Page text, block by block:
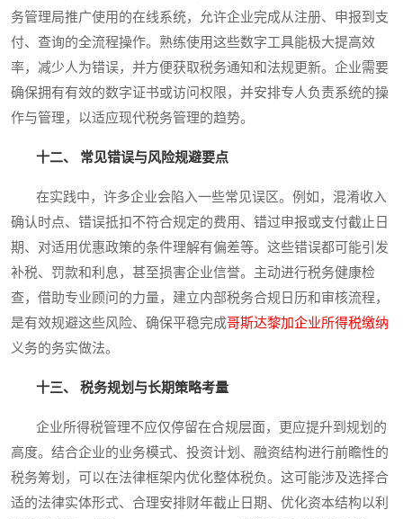
务管理局推广使用的在线系统，允许企业完成从注册、申报到支
付、查询的全流程操作。熟练使用这些数字工具能极大提高效
率，减少人为错误，并方便获取税务通知和法规更新。企业需要
确保拥有有效的数字证书或访问权限，并安排专人负责系统的操
作与管理，以适应现代税务管理的趋势。
十二、 常见错误与风险规避要点
在实践中，许多企业会陷入一些常见误区。例如，混淆收入
确认时点、错误抵扣不符合规定的费用、错过申报或支付截止日
期、对适用优惠政策的条件理解有偏差等。这些错误都可能引发
补税、罚款和利息，甚至损害企业信誉。主动进行税务健康检
查，借助专业顾问的力量，建立内部税务合规日历和审核流程，
是有效规避这些风险、确保平稳完成哥斯达黎加企业所得税缴纳
义务的务实做法。
十三、 税务规划与长期策略考量
企业所得税管理不应仅停留在合规层面，更应提升到规划的
高度。结合企业的业务模式、投资计划、融资结构进行前瞻性的
税务筹划，可以在法律框架内优化整体税负。这可能涉及选择合
适的法律实体形式、合理安排财年截止日期、优化资本结构以利